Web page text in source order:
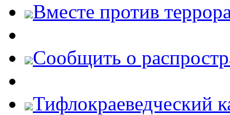
Вместе против
Cообщить о
Тифлокраеведческий